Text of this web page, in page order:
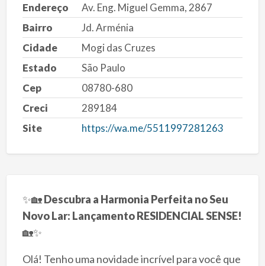
Endereço
Av. Eng. Miguel Gemma, 2867
Bairro
Jd. Arménia
Cidade
Mogi das Cruzes
Estado
São Paulo
Cep
08780-680
Creci
289184
Site
https://wa.me/5511997281263
✨🏡Descubra a Harmonia Perfeita no Seu
Novo Lar: Lançamento RESIDENCIAL SENSE!
🏡✨
Olá! Tenho uma novidade incrível para você que